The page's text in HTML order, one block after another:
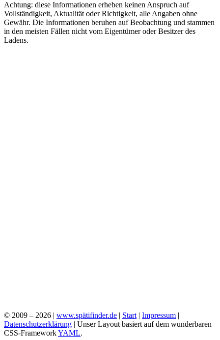
Achtung: diese Informationen erheben keinen Anspruch auf
Vollständigkeit, Aktualität oder Richtigkeit, alle Angaben ohne
Gewähr. Die Informationen beruhen auf Beobachtung und stammen
in den meisten Fällen nicht vom Eigentümer oder Besitzer des
Ladens.
© 2009 – 2026 | www.spätifinder.de | Start | Impressum |
Datenschutzerklärung | Unser Layout basiert auf dem wunderbaren
CSS-FrameworkYAML.